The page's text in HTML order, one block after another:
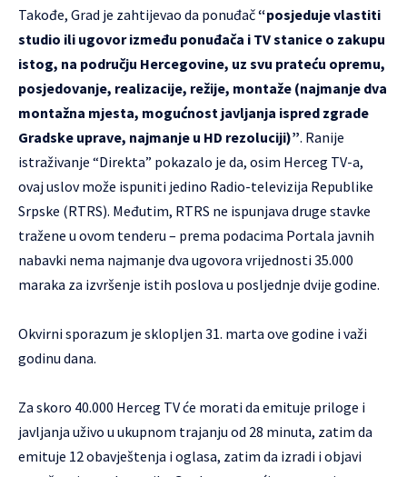
Takođe, Grad je zahtijevao da ponuđač“posjeduje vlastiti
studio ili ugovor između ponuđača i TV stanice o zakupu
istog, na području Hercegovine, uz svu prateću opremu,
posjedovanje, realizacije, režije, montaže (najmanje dva
montažna mjesta, mogućnost javljanja ispred zgrade
Gradske uprave, najmanje u HD rezoluciji)”. Ranije
istraživanje “Direkta” pokazalo je da, osim Herceg TV-a,
ovaj uslov može ispuniti jedino Radio-televizija Republike
Srpske (RTRS). Međutim, RTRS ne ispunjava druge stavke
tražene u ovom tenderu – prema podacima Portala javnih
nabavki nema najmanje dva ugovora vrijednosti 35.000
maraka za izvršenje istih poslova u posljednje dvije godine.
Okvirni sporazum je sklopljen 31. marta ove godine i važi
godinu dana.
Za skoro 40.000 Herceg TV će morati da emituje priloge i
javljanja uživo u ukupnom trajanju od 28 minuta, zatim da
emituje 12 obavještenja i oglasa, zatim da izradi i objavi